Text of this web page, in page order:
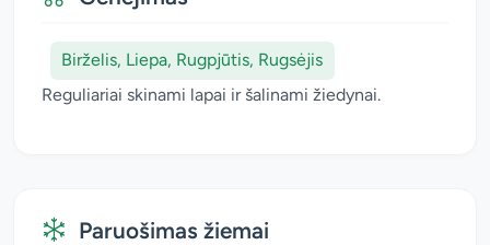
Birželis, Liepa, Rugpjūtis, Rugsėjis
Reguliariai skinami lapai ir šalinami žiedynai.
Paruošimas žiemai